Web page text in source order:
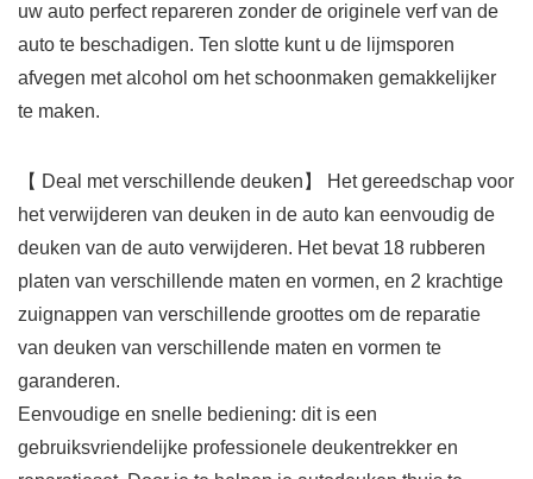
uw auto perfect repareren zonder de originele verf van de
auto te beschadigen. Ten slotte kunt u de lijmsporen
afvegen met alcohol om het schoonmaken gemakkelijker
te maken.
【 Deal met verschillende deuken】 Het gereedschap voor
het verwijderen van deuken in de auto kan eenvoudig de
deuken van de auto verwijderen. Het bevat 18 rubberen
platen van verschillende maten en vormen, en 2 krachtige
zuignappen van verschillende groottes om de reparatie
van deuken van verschillende maten en vormen te
garanderen.
Eenvoudige en snelle bediening: dit is een
gebruiksvriendelijke professionele deukentrekker en